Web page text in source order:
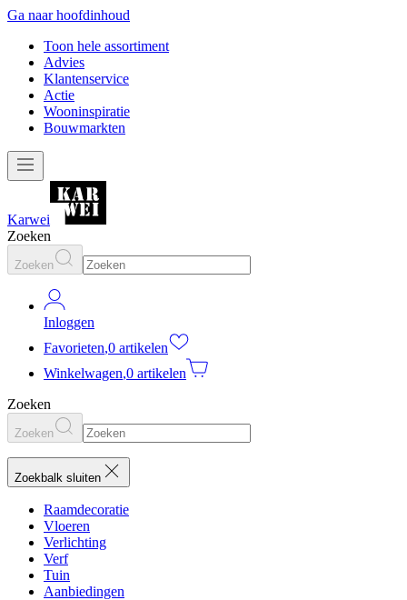
Ga naar hoofdinhoud
Toon hele assortiment
Advies
Klantenservice
Actie
Wooninspiratie
Bouwmarkten
Karwei
Zoeken
Zoeken
Inloggen
Favorieten,0 artikelen
Winkelwagen,0 artikelen
Zoeken
Zoeken
Zoekbalk sluiten
Raamdecoratie
Vloeren
Verlichting
Verf
Tuin
Aanbiedingen